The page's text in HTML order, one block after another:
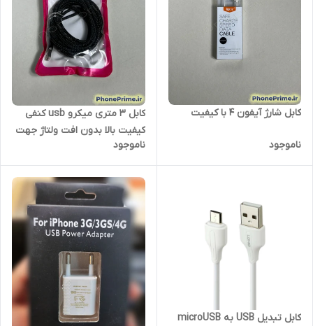
کابل شارژ آیفون 4 با کیفیت
ناموجود
کابل 3 متری میکرو usb کنفی
کیفیت بالا بدون افت ولتاژ جهت
شارژ انواع لوازم و دسته کنسول
ناموجود
کابل تبدیل USB به microUSB